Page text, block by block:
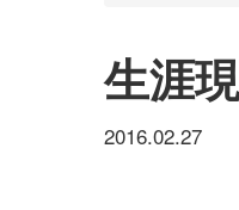
生涯
2016.02.27